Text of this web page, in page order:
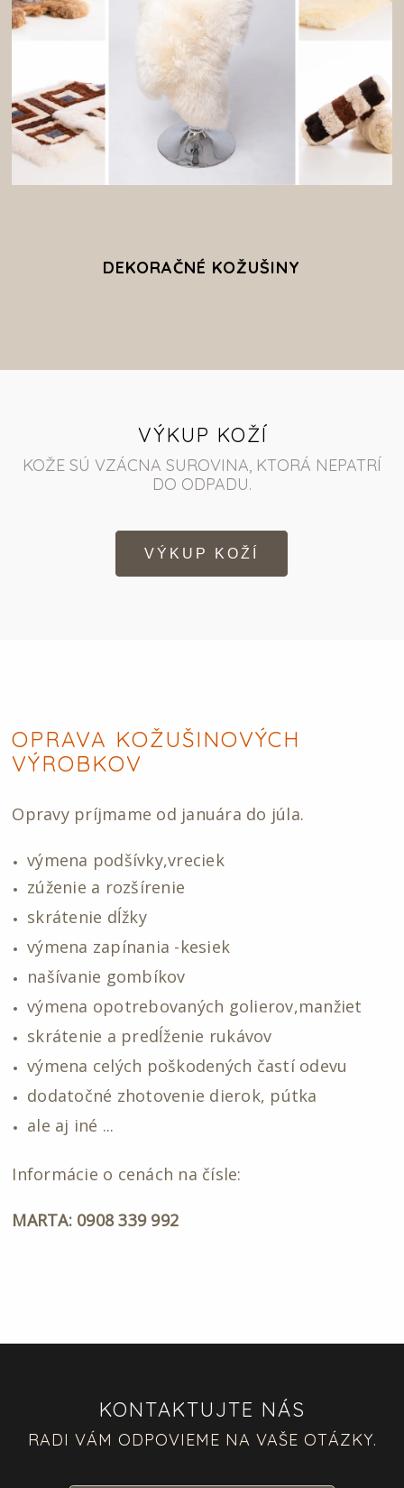
DEKORAČNÉ KOŽUŠINY
VÝKUP KOŽÍ
KOŽE SÚ VZÁCNA SUROVINA, KTORÁ NEPATRÍ
DO ODPADU.
VÝKUP KOŽÍ
OPRAVA KOŽUŠINOVÝCH
VÝROBKOV
Opravy príjmame od januára do júla.
výmena podšívky,vreciek
zúženie a rozšírenie
skrátenie dĺžky
výmena zapínania -kesiek
našívanie gombíkov
výmena opotrebovaných golierov,manžiet
skrátenie a predĺženie rukávov
výmena celých poškodených častí odevu
dodatočné zhotovenie dierok, pútka
ale aj iné ...
Informácie o cenách na čísle:
MARTA: 0908 339 992
KONTAKTUJTE NÁS
RADI VÁM ODPOVIEME NA VAŠE OTÁZKY.